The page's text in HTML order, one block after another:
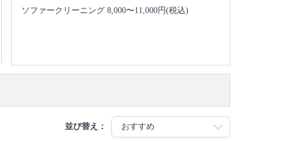
ソファークリーニング 8,000〜11,000円(税込)
並び替え：